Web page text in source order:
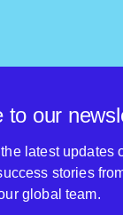
to our
latest updates
stories
global team.